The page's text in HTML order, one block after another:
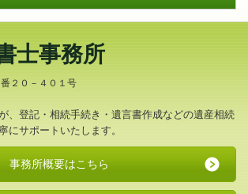
士事務所
２０－４０１号
、登記・相続手続き・遺言書作成などの遺産相続
にサポートいたします。
事務所概要はこちら